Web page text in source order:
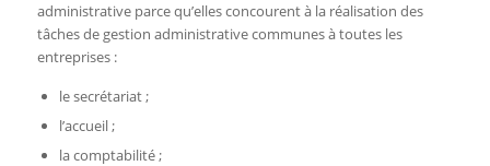
administrative parce qu’elles concourent à la réalisation des
tâches de gestion administrative communes à toutes les
entreprises :
le secrétariat ;
l’accueil ;
la comptabilité ;